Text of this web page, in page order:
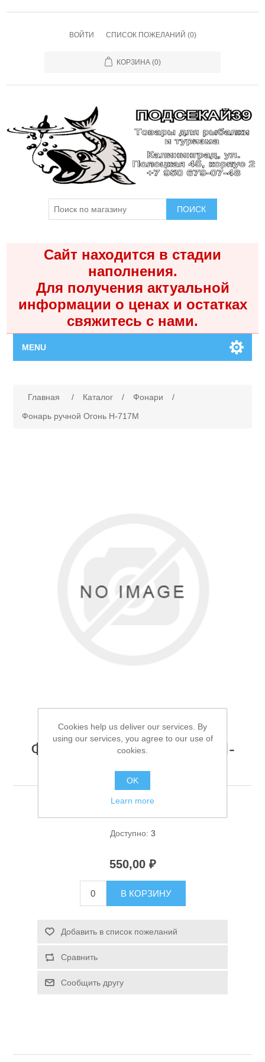
ВОЙТИ СПИСОК ПОЖЕЛАНИЙ (0)
КОРЗИНА (0)
ПОИСК
Сайт находится в стадии
наполнения.
Для получения актуальной
информации о ценах и остатках
свяжитесь с нами.
MENU
Каталог
Аксессуары для лодок
Спасательные средства
Главная / Каталог / Фонари
/
Фонарь ручной Огонь H-717M
Фонарь ручной Огонь H-
717M
Фонарь ручной Огонь H-717M
Доступно: 3
550,00 ₽
В КОРЗИНУ
Добавить в список пожеланий
Сравнить
Сообщить другу
Cookies help us deliver our services. By
using our services, you agree to our use of
cookies.
OK
Learn more